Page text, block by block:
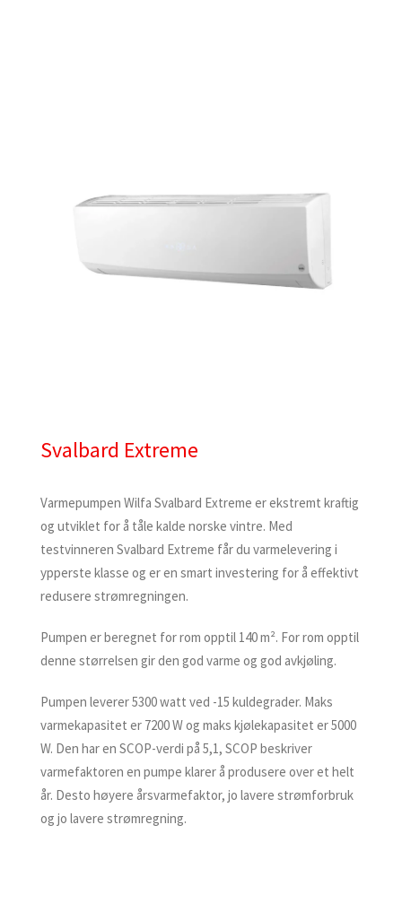
Svalbard Extreme
Varmepumpen Wilfa Svalbard Extreme er ekstremt kraftig
og utviklet for å tåle kalde norske vintre. Med
testvinneren Svalbard Extreme får du varmelevering i
ypperste klasse og er en smart investering for å effektivt
redusere strømregningen.
Pumpen er beregnet for rom opptil 140 m². For rom opptil
denne størrelsen gir den god varme og god avkjøling.
Pumpen leverer 5300 watt ved -15 kuldegrader. Maks
varmekapasitet er 7200 W og maks kjølekapasitet er 5000
W. Den har en SCOP-verdi på 5,1, SCOP beskriver
varmefaktoren en pumpe klarer å produsere over et helt
år. Desto høyere årsvarmefaktor, jo lavere strømforbruk
og jo lavere strømregning.